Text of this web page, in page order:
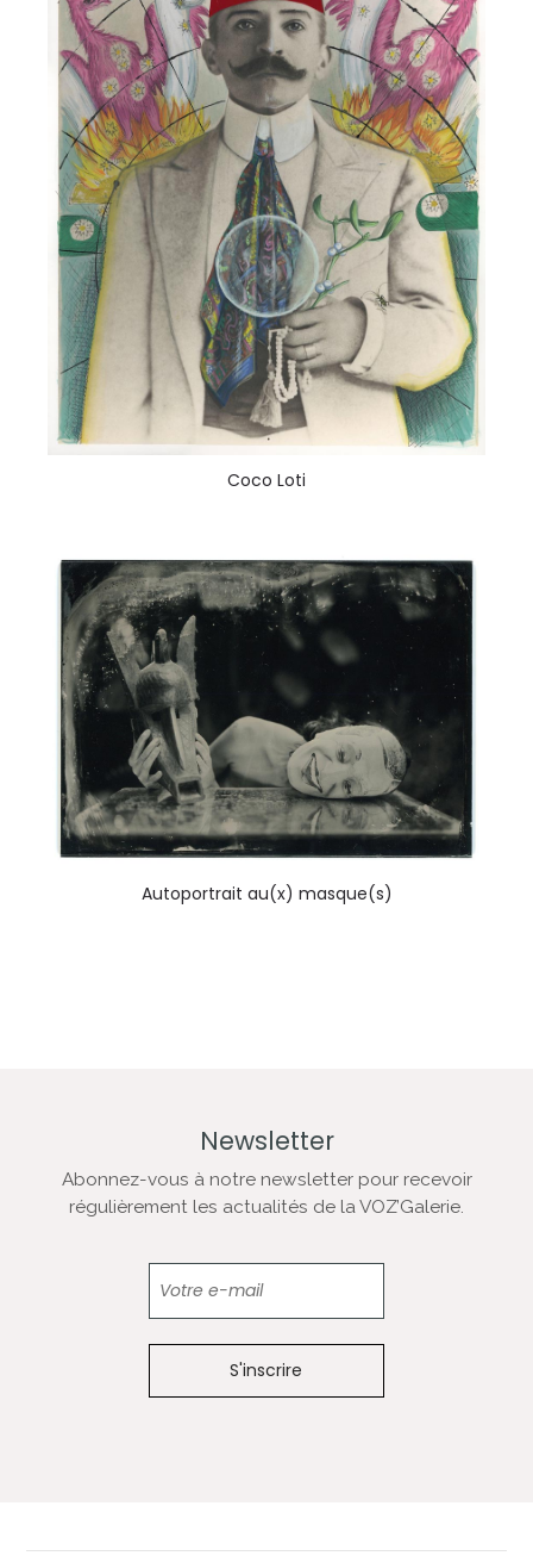
Coco Loti
Autoportrait au(x) masque(s)
Newsletter
Abonnez-vous à notre newsletter pour recevoir
régulièrement les actualités de la VOZ’Galerie.